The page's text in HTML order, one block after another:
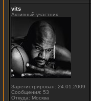
vits
Активный участник
Зарегистрирован: 24.01.2009
Сообщения: 53
Откуда: Москва